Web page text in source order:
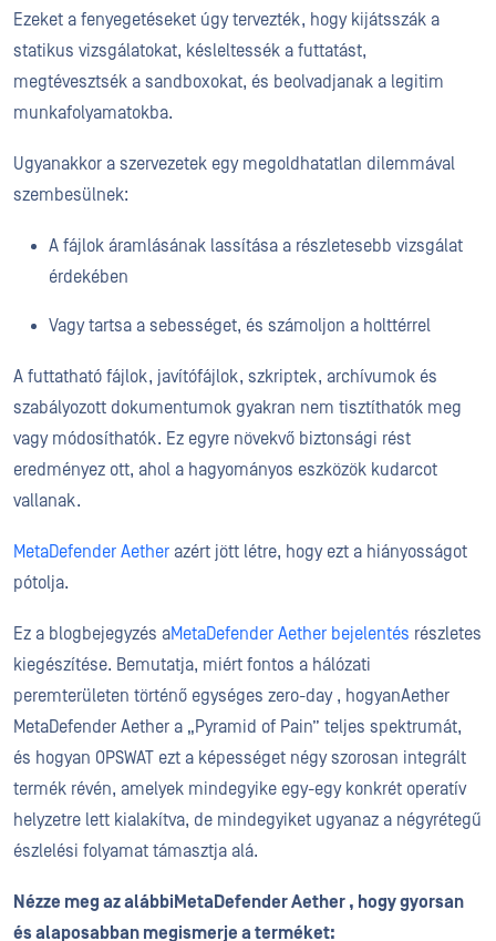
Ezeket a fenyegetéseket úgy tervezték, hogy kijátsszák a
statikus vizsgálatokat, késleltessék a futtatást,
megtévesztsék a sandboxokat, és beolvadjanak a legitim
munkafolyamatokba.
Ugyanakkor a szervezetek egy megoldhatatlan dilemmával
szembesülnek:
A fájlok áramlásának lassítása a részletesebb vizsgálat
érdekében
Vagy tartsa a sebességet, és számoljon a holttérrel
A futtatható fájlok, javítófájlok, szkriptek, archívumok és
szabályozott dokumentumok gyakran nem tisztíthatók meg
vagy módosíthatók. Ez egyre növekvő biztonsági rést
eredményez ott, ahol a hagyományos eszközök kudarcot
vallanak.
MetaDefender Aether azért jött létre, hogy ezt a hiányosságot
pótolja.
Ez a blogbejegyzés aMetaDefender Aether bejelentés részletes
kiegészítése. Bemutatja, miért fontos a hálózati
peremterületen történő egységes zero-day , hogyanAether
MetaDefender Aether a „Pyramid of Pain” teljes spektrumát,
és hogyan OPSWAT ezt a képességet négy szorosan integrált
termék révén, amelyek mindegyike egy-egy konkrét operatív
helyzetre lett kialakítva, de mindegyiket ugyanaz a négyrétegű
észlelési folyamat támasztja alá.
Nézze meg az alábbiMetaDefender Aether , hogy gyorsan
és alaposabban megismerje a terméket: